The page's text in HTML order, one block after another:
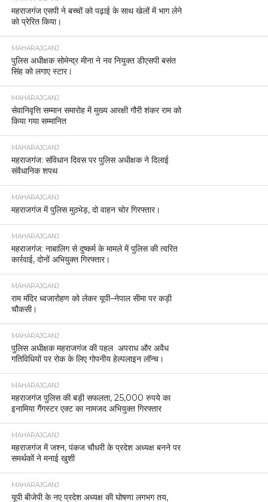
डीआईजी ने महाराजगंज में अपराध और
कानून व्यवस्था की समीक्षा की । महिला
सुरक्षा, साइबर अपराध और लंबित विवेचनाओं
पर दिए सख्त निर्देश
ByAdeeb mohsin
Posted on
महाराजगंज में डीआईजी गोरखपुर परिक्षेत्र श्री एस. चन्नप्पा ने शनिवार को
महाराजगंज पुलिस लाइन स्थित सभागार में अपराध एवं कानून व्यवस्था की
समीक्षा बैठक की। बैठक में उन्होंने चोरी, लूट, महिला उत्पीड़न और गौ तस्करी
जैसी घटनाओं पर चिंता जताते हुए थाना स्तर पर सतर्कता बढ़ाने के निर्देश
दिए।
महिला बीट पुलिसिंग और रात्रि गश्त की प्रभावी निगरानी सुनिश्चित करने
को कहा। जनसुनवाई और आईजीआरएस से संबंधित शिकायतों के गुणवत्तापूर्ण
निस्तारण, लंबित विवेचनाओं को शीघ्रता से पूरा करने तथा अपराधियों की
गिरफ्तारी में तेजी लाने का निर्देश दिया।
डीआईजी ने साइबर अपराध को नई चुनौती बताते हुए जनता में साइबर सुरक्षा
को लेकर जागरूकता अभियान चलाने और हेल्पलाइन नंबरों के प्रचार-प्रसार
पर बल दिया। उन्होंने पासपोर्ट रिपोर्ट, चरित्र सत्यापन और किरायेदार
सत्यापन जैसे कार्यों को समयबद्ध तरीके से पूरा करने के भी निर्देश दिए।
मिशन शक्ति फेस 5.0 की समीक्षा करते हुए उन्होंने महिला सम्मान, सुरक्षा और
सशक्तिकरण को लेकर विस्तृत दिशा-निर्देश दिए। साथ ही, आगामी नवरात्रि
और दुर्गापूजा पर्व को शांतिपूर्ण ढंग से सम्पन्न कराने के लिए पीस कमेटी की
बैठकें कराने, सभी समुदायों से संवाद बनाए रखने और संवेदनशील क्षेत्रों पर
विशेष सतर्कता बरतने के निर्देश दिए।